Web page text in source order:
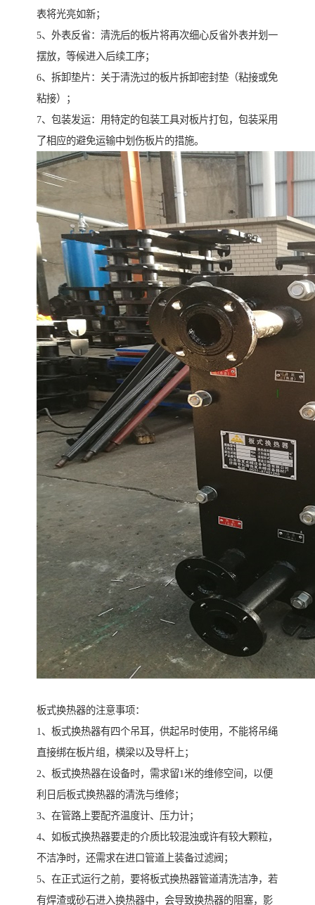
表将光亮如新；
5、外表反省：清洗后的板片将再次细心反省外表并划一
摆放，等候进入后续工序；
6、拆卸垫片：关于清洗过的板片拆卸密封垫（粘接或免
粘接）；
7、包装发运：用特定的包装工具对板片打包，包装采用
了相应的避免运输中划伤板片的措施。
板式换热器的注意事项：
1、板式换热器有四个吊耳，供起吊时使用，不能将吊绳
直接绑在板片组，横梁以及导杆上；
2、板式换热器在设备时，需求留1米的维修空间，以便
利日后板式换热器的清洗与维修；
3、在管路上要配齐温度计、压力计；
4、如板式换热器要走的介质比较混浊或许有较大颗粒，
不洁净时，还需求在进口管道上装备过滤阀；
5、在正式运行之前，要将板式换热器管道清洗洁净，若
有焊渣或砂石进入换热器中，会导致换热器的阻塞，影